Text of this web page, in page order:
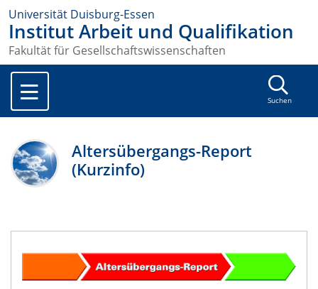
Universität Duisburg-Essen
Institut Arbeit und Qualifikation
Fakultät für Gesellschaftswissenschaften
Suchen
Altersübergangs-Report
(Kurzinfo)